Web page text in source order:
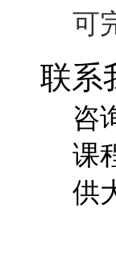
供
咨
您
基